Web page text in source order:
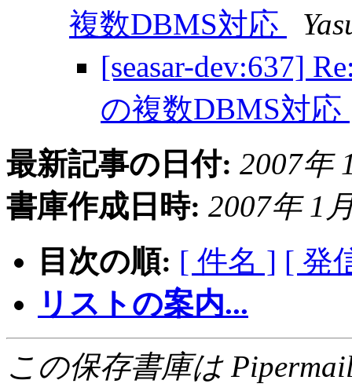
複数DBMS対応
[seasar-dev:637]
の複数DBMS対応
最新記事の日付: 2007年
書庫作成日時: 2007年 1
目次の順: [ 件名 ] [ 発
リストの案内...
この保存書庫は